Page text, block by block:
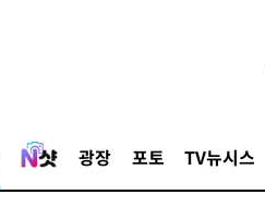
광장 포토 TV뉴시스